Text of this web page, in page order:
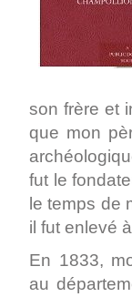
son frère et
que mon
fut le
le temps de
il fut enlevé
En 1833,
au